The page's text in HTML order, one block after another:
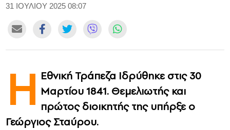
DIA Y NOCHE
ADVERTISE
31 ΙΟΥΛΙΟΥ 2025 08:07
Η Εθνική Τράπεζα Ιδρύθηκε στις 30
Μαρτίου 1841. Θεμελιωτής και
πρώτος διοικητής της υπήρξε ο
Γεώργιος Σταύρου.